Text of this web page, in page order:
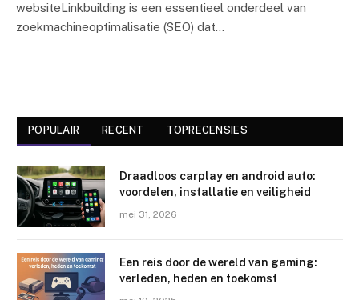
websiteLinkbuilding is een essentieel onderdeel van
zoekmachineoptimalisatie (SEO) dat…
POPULAIR RECENT TOPRECENSIES
Draadloos carplay en android auto:
voordelen, installatie en veiligheid
mei 31, 2026
Een reis door de wereld van gaming:
verleden, heden en toekomst